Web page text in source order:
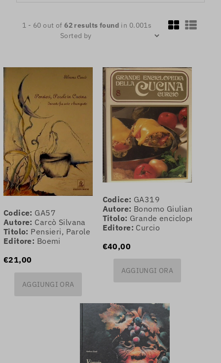
1 - 60 out of 62 results found in 0.001s
Sorted by
Codice: GA57
Autore: Carcò Silvana
Titolo: Pensieri, Parole in Cucina
Editore: Boemi
€21,00
AGGIUNGI ORA
Codice: GA319
Autore: Bonomo Giuliana
Titolo: Grande enciclopedia
Editore: Curcio
€40,00
AGGIUNGI ORA